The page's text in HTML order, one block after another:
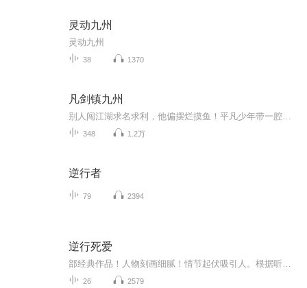
灵动九州
灵动九州
38 1370
凡剑镇九州
348 1.2万
逆行者
79 2394
逆行死爱
26 2579